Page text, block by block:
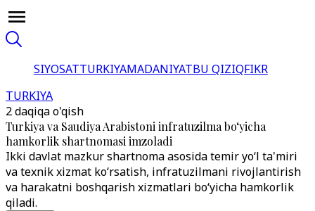
SIYOSATTURKIYAMADANIYATBU QIZIQFIKR
TURKIYA
2 daqiqa o'qish
Turkiya va Saudiya Arabistoni infratuzilma boʻyicha
hamkorlik shartnomasi imzoladi
Ikki davlat mazkur shartnoma asosida temir yo‘l ta'miri
va texnik xizmat ko‘rsatish, infratuzilmani rivojlantirish
va harakatni boshqarish xizmatlari bo‘yicha hamkorlik
qiladi.